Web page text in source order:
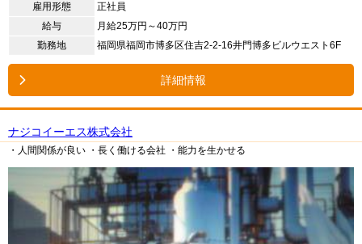
雇用形態
正社員
給与
月給25万円～40万円
勤務地
福岡県福岡市博多区住吉2-2-16井門博多ビルウエスト6F
詳細情報
ナジコイーエス株式会社
・人間関係が良い ・長く働ける会社 ・能力を生かせる